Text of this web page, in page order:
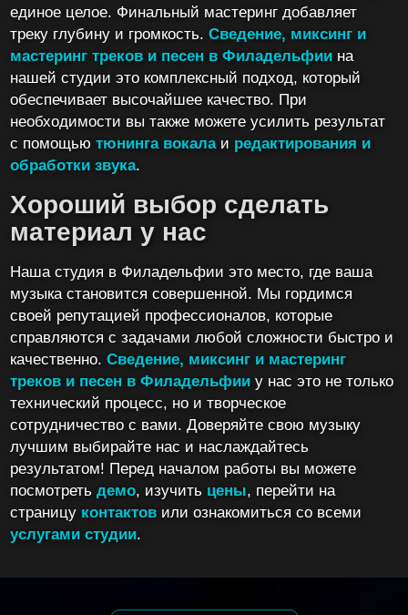
единое целое. Финальный мастеринг добавляет
треку глубину и громкость.Сведение, миксинг и
мастеринг треков и песен в Филадельфии на
нашей студии это комплексный подход, который
обеспечивает высочайшее качество. При
необходимости вы также можете усилить результат
с помощьютюнинга вокалаи редактирования и
обработки звука.
Хороший выбор сделать
материал у нас
Наша студия в Филадельфии это место, где ваша
музыка становится совершенной. Мы гордимся
своей репутацией профессионалов, которые
справляются с задачами любой сложности быстро и
качественно.Сведение, миксинг и мастеринг
треков и песен в Филадельфии у нас это не только
технический процесс, но и творческое
сотрудничество с вами. Доверяйте свою музыку
лучшим выбирайте нас и наслаждайтесь
результатом! Перед началом работы вы можете
посмотретьдемо, изучить цены, перейти на
страницу контактов или ознакомиться со всеми
услугами студии.